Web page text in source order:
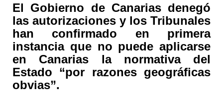
El Gobierno de Canarias denegó
las autorizaciones y los Tribunales
han confirmado en primera
instancia que no puede aplicarse
en Canarias la normativa del
Estado “por razones geográficas
obvias”.